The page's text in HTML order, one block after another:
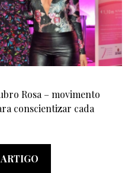
Rosa – movimento
conscientizar cada